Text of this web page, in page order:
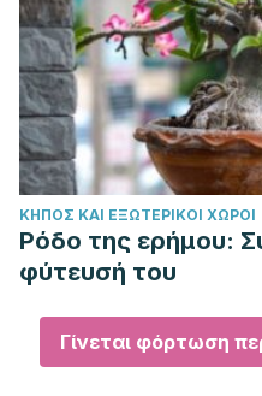
ΚΉΠΟΣ ΚΑΙ ΕΞΩΤΕΡΙΚΟΊ ΧΏΡΟΙ
Ρόδο της ερήμου:
φύτευσή του
Γίνεται φόρτωση